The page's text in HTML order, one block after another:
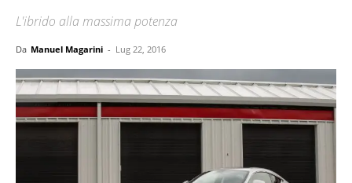
L'ibrido alla massima potenza
Da Manuel Magarini - Lug 22, 2016